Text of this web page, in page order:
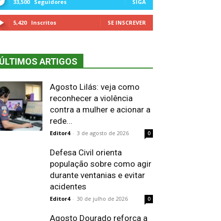
33,500 Seguidores SIGA
5,420 Inscritos SE INSCREVER
ARTIGOS
Agosto Lilás: veja como
reconhecer a violência
contra a mulher e acionar a
rede...
Editor4 - 3 de agosto de 2026 0
Defesa Civil orienta
população sobre como agir
durante ventanias e evitar
acidentes
Editor4 - 30 de julho de 2026 0
Agosto Dourado reforça a